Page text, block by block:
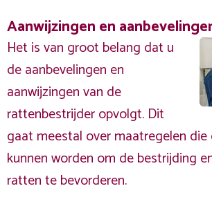
Aanwijzingen en
Het is van groot belang dat u
de aanbevelingen en
aanwijzingen van de
rattenbestrijder opvolgt. Dit
gaat meestal over maatregelen die
kunnen worden om de bestrijding
ratten te bevorderen.